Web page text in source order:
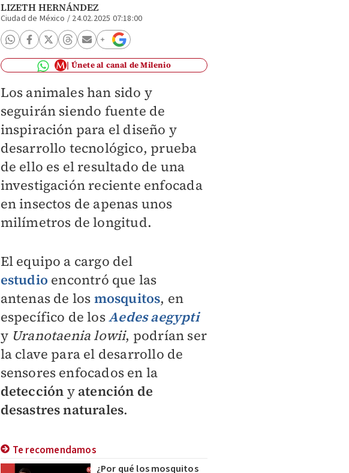
LIZETH HERNÁNDEZ
Ciudad de México / 24.02.2025 07:18:00
Únete al canal de Milenio
Los animales han sido y
seguirán siendo fuente de
inspiración para el diseño y
desarrollo tecnológico, prueba
de ello es el resultado de una
investigación reciente enfocada
en insectos de apenas unos
milímetros de longitud.
El equipo a cargo del
estudio encontró que las
antenas de los mosquitos, en
específico de losAedes aegypti
y Uranotaenia lowii, podrían ser
la clave para el desarrollo de
sensores enfocados en la
detección y atención de
desastres naturales.
Te recomendamos
¿Por qué los mosquitos